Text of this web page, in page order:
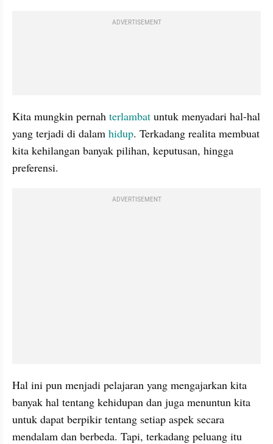
ADVERTISEMENT
Kita mungkin pernah terlambat untuk menyadari hal-hal
yang terjadi di dalam hidup. Terkadang realita membuat
kita kehilangan banyak pilihan, keputusan, hingga
preferensi.
ADVERTISEMENT
Hal ini pun menjadi pelajaran yang mengajarkan kita
banyak hal tentang kehidupan dan juga menuntun kita
untuk dapat berpikir tentang setiap aspek secara
mendalam dan berbeda. Tapi, terkadang peluang itu